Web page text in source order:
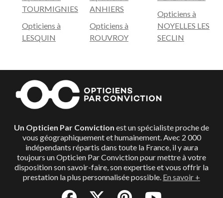
TOURMIGNIES
Opticiens à
LESQUIN
ANHIERS
Opticiens à
ROUVROY
Opticiens à
NOYELLES LES
SECLIN
Un Opticien Par Conviction est un spécialiste proche de
vous géographiquement et humainement. Avec 2 000
indépendants répartis dans toute la France, il y aura
toujours un Opticien Par Conviction pour mettre à votre
disposition son savoir-faire, son expertise et vous offrir la
prestation la plus personnalisée possible. En savoir +